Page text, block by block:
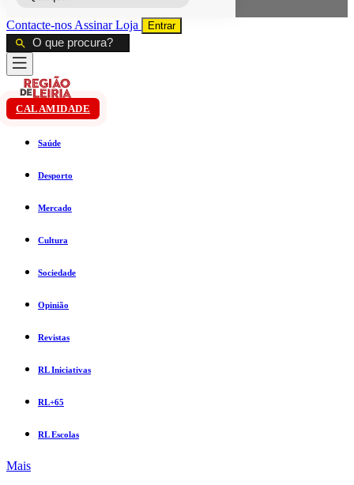
Contacte-nos AssinarLoja Entrar
CALAMIDADE
Saúde
Desporto
Mercado
Cultura
Sociedade
Opinião
Revistas
RL Iniciativas
RL+65
RL Escolas
Mais